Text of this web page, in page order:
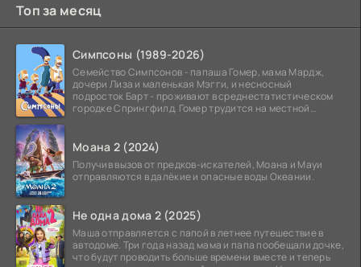
Топ за месяц
Симпсоны (1989-2026)
Семейство Симпсонов - папаша Гомер, мама Мардж,
дочери Лиза и маленькая Мэгги, и несносный
подросток Барт - проживают в среднестатистическом
городке Спрингфилд. Гомер трудится на местной
Моана 2 (2024)
Получив вызов от предков-искателей, Моана и Мауи
отправляются в далёкие и опасные воды Океании.
Не одна дома 2 (2025)
Маша отправляется с папой в летнее путешествие в
автодоме. Три года назад мама и папа пообещали дочке,
что будут проводить больше времени вместе и теперь